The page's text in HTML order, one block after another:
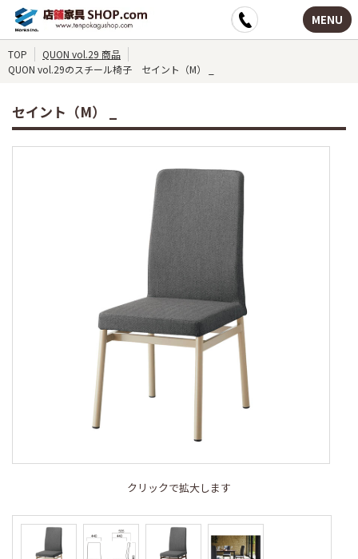
MENU
TOP
QUON vol.29 商品
QUON vol.29のスチール椅子 セイント（M） _
セイント（M） _
クリックで拡大します